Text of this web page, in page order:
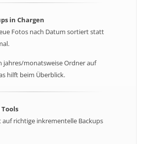
in Chargen
Fotos nach Datum sortiert statt
jahres/monatsweise Ordner auf
hilft beim Überblick.
auf richtige inkrementelle Backups